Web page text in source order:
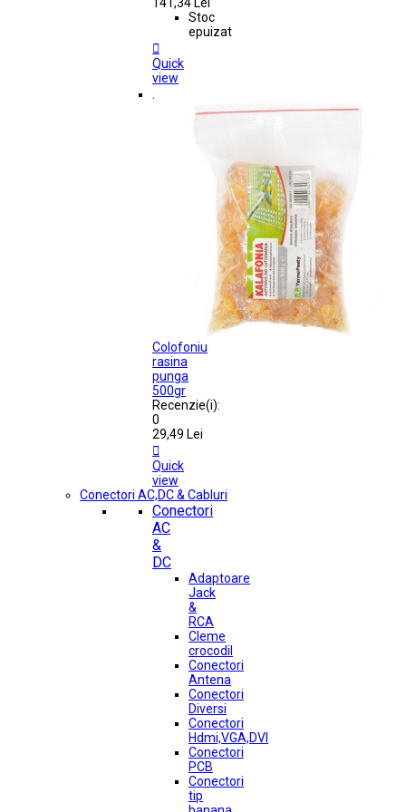
Stoc
epuizat

Quick
view
.
Colofoniu
rasina
punga
500gr
Recenzie(i):
0
29,49 Lei

Quick
view
Conectori AC,DC & Cabluri
Conectori
AC
&
DC
Adaptoare
Jack
&
RCA
Cleme
crocodil
Conectori
Antena
Conectori
Diversi
Conectori
Hdmi,VGA,DVI
Conectori
PCB
Conectori
tip